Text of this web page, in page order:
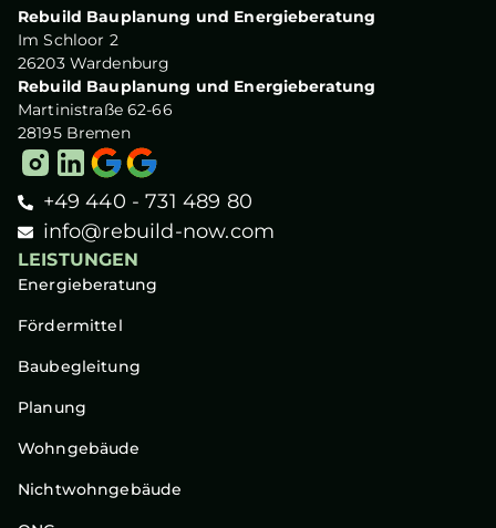
Rebuild Bauplanung und Energieberatung
Im Schloor 2
26203 Wardenburg
Rebuild Bauplanung und Energieberatung
Martinistraße 62-66
28195 Bremen
+49 440 - 731 489 80
info@rebuild-now.com
LEISTUNGEN
Energieberatung
Fördermittel
Baubegleitung
Planung
Wohngebäude
Nichtwohngebäude